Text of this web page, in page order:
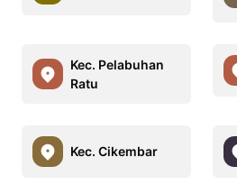
Kec. Pelabuhan
Ratu
Kec. Cikembar